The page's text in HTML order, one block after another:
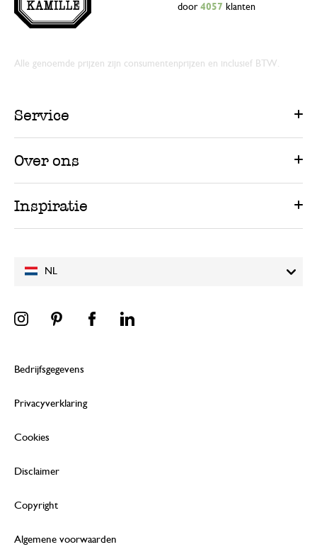
NL
door 4057 klanten
Alle genoemde prijzen zijn consumentenprijzen en inclusief BTW.
Service
Over ons
Inspiratie
Bedrijfsgegevens
Privacyverklaring
Cookies
Disclaimer
Copyright
Algemene voorwaarden